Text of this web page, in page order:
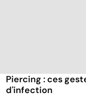
Piercing : ces
d'infection